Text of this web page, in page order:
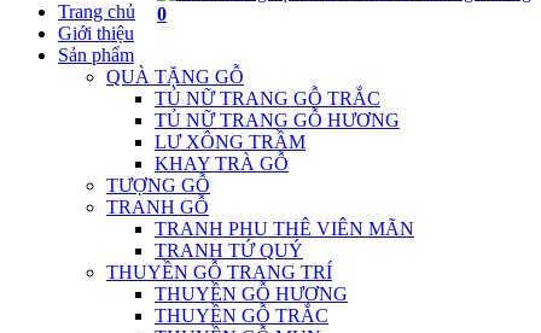
0
Trang chủ
Giới thiệu
Sản phẩm
QUÀ TẶNG GỖ
TỦ NỮ TRANG GỖ TRẮC
TỦ NỮ TRANG GỖ HƯƠNG
LƯ XÔNG TRẦM
KHAY TRÀ GỖ
TƯỢNG GỖ
TRANH GỖ
TRANH PHU THÊ VIÊN MÃN
TRANH TỨ QUÝ
THUYỀN GỖ TRANG TRÍ
THUYỀN GỖ HƯƠNG
THUYỀN GỖ TRẮC